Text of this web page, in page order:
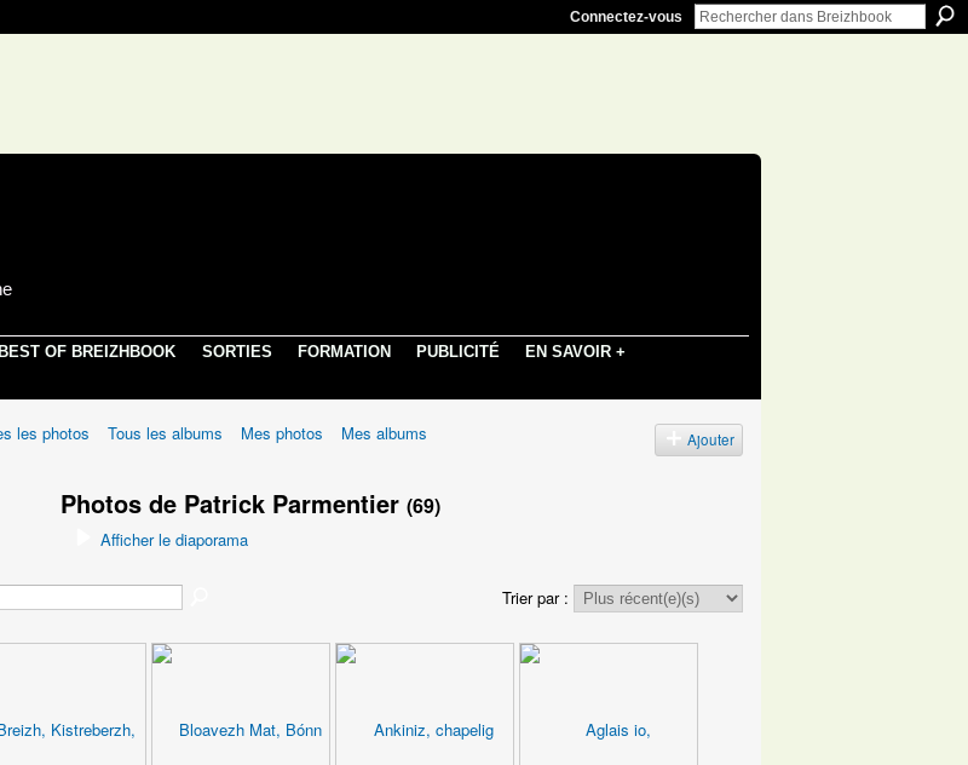
Connectez-vous
OF BREIZHBOOK SORTIES FORMATION PUBLICITÉ
EN SAVOIR +
les photos Tous les albums Mes photos Mes albums Ajouter
Photos de Patrick Parmentier (69)
Afficher le diaporama
Trier par :